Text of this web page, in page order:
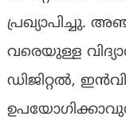
പ്രഖ്യാപിച്ചു.
വരെയുള്ള
ഡിജിറ്റൽ,